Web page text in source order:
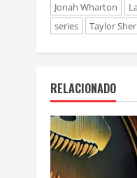
Jonah Wharton
series
Taylor
RELACIONADO